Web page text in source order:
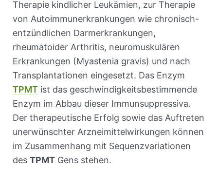
Therapie kindlicher Leukämien, zur Therapie
von Autoimmunerkrankungen wie chronisch-
entzündlichen Darmerkrankungen,
rheumatoider Arthritis, neuromuskulären
Erkrankungen (Myastenia gravis) und nach
Transplantationen eingesetzt. Das Enzym
TPMT ist das geschwindigkeitsbestimmende
Enzym im Abbau dieser Immunsuppressiva.
Der therapeutische Erfolg sowie das Auftreten
unerwünschter Arzneimittelwirkungen können
im Zusammenhang mit Sequenzvariationen
des TPMT Gens stehen.